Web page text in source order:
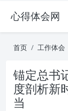
心得体会网
首页 工作体会
锚定总书
度剖析新
当